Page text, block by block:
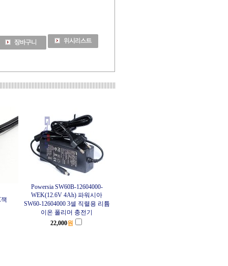
Powersia SW60B-12604000-
WEK(12.6V 4Ah) 파워시아
SW60-12604000 3셀 직렬용 리튬
이온 폴리머 충전기
22,000원